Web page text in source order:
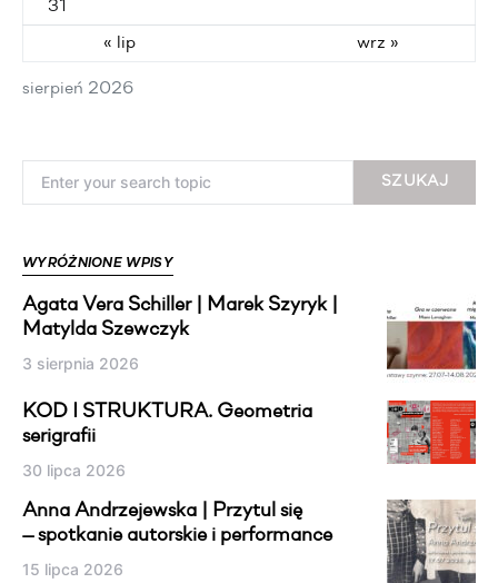
sierpień 2026
31
« lip wrz »
SZUKAJ
WYRÓŻNIONE WPISY
Agata Vera Schiller | Marek Szyryk |
Matylda Szewczyk
3 sierpnia 2026
KOD I STRUKTURA. Geometria
serigrafii
30 lipca 2026
Anna Andrzejewska | Przytul się
— spotkanie autorskie i performance
15 lipca 2026